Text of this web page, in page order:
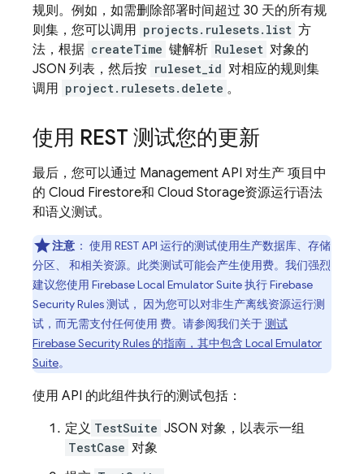
规则。例如，如需删除部署时间超过 30 天的所有规
则集，您可以调用 projects.rulesets.list 方
法，根据 createTime 键解析 Ruleset 对象的
JSON 列表，然后按 ruleset_id 对相应的规则集
调用 project.rulesets.delete 。
使用 REST 测试您的更新
最后，您可以通过 Management API 对生产 项目中
的 Cloud Firestore和 Cloud Storage资源运行语法
和语义测试。
注意 ： 使用 REST API 运行的测试使用生产数据库、存储
分区、 和相关资源。此类测试可能会产生使用费。我们强烈
建议您使用 Firebase Local Emulator Suite执行Firebase
Security Rules测试， 因为您可以对非生产离线资源运行测
试，而无需支付任何使用 费。请参阅我们关于测试
Firebase Security Rules 的指南，其中包含 Local Emulator
Suite。
使用 API 的此组件执行的测试包括：
定义 TestSuite JSON 对象，以表示一组
TestCase 对象